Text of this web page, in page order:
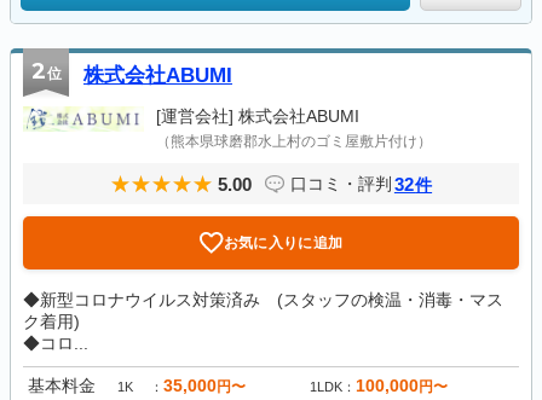
2位 株式会社ABUMI
[運営会社] 株式会社ABUMI
（熊本県球磨郡水上村のゴミ屋敷片付け）
5.00 口コミ・評判 32件
お気に入りに追加
◆新型コロナウイルス対策済み (スタッフの検温・消毒・マス
ク着用)
◆コロ...
基本料金 1K 35,000円〜 1LDK 100,000円〜